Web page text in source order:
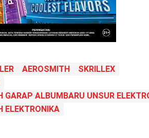
AEROSMITH
SKRILLEX
GARAP ALBUMBARU UNSUR
ELEKTRONIKA